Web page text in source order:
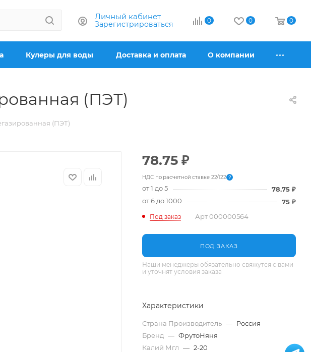
Личный кабинет
Зарегистрироваться 0 0 0
Кулеры для воды Доставка и оплата О компании
(ПЭТ)
(ПЭТ)
78.75 ₽
НДС по расчетной ставке 22/122 ?
от 1 до 5 78.75 ₽
от 6 до 1000
75 ₽
Под заказ Арт000000564
ПОД ЗАКАЗ
Наши менеджеры обязательно свяжутся с вами
и уточнят условия заказа
Характеристики
Страна Производитель — Россия
Бренд — ФрутоНяня
Калий Мгл — 2-20